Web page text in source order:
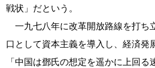
戦状」だという。
一九七八年に改革開放路線を打ち
口として資本主義を導入し、経済発
「中国は鄧氏の想定を遥かに上回